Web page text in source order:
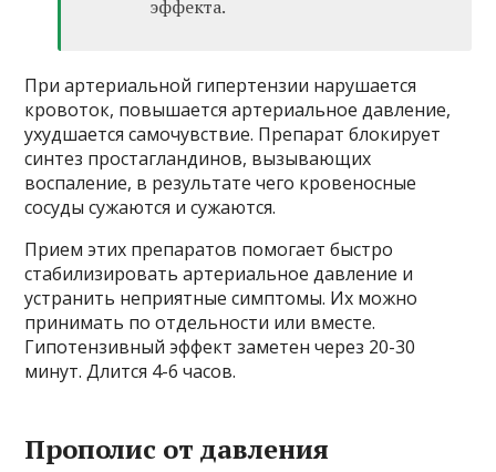
эффекта.
При артериальной гипертензии нарушается
кровоток, повышается артериальное давление,
ухудшается самочувствие. Препарат блокирует
синтез простагландинов, вызывающих
воспаление, в результате чего кровеносные
сосуды сужаются и сужаются.
Прием этих препаратов помогает быстро
стабилизировать артериальное давление и
устранить неприятные симптомы. Их можно
принимать по отдельности или вместе.
Гипотензивный эффект заметен через 20-30
минут. Длится 4-6 часов.
Прополис от давления